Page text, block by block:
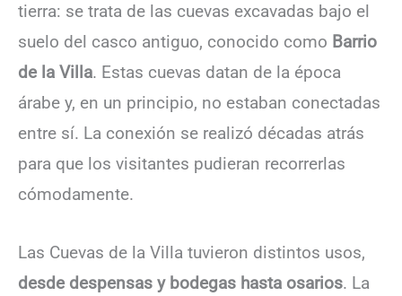
tierra: se trata de las cuevas excavadas bajo el
suelo del casco antiguo, conocido como Barrio
de la Villa. Estas cuevas datan de la época
árabe y, en un principio, no estaban conectadas
entre sí. La conexión se realizó décadas atrás
para que los visitantes pudieran recorrerlas
cómodamente.
Las Cuevas de la Villa tuvieron distintos usos,
desde despensas y bodegas hasta osarios. La